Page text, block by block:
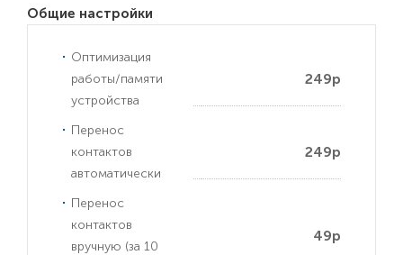
Общие настройки
Оптимизация
работы/памяти
устройства
249р
Перенос
контактов
автоматически
249р
Перенос
контактов
вручную (за 10
49р